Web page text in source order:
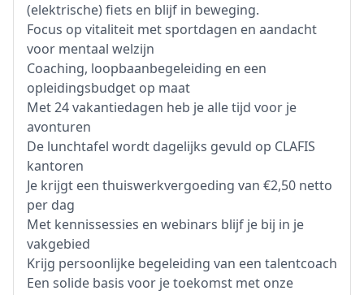
(elektrische) fiets en blijf in beweging.
Focus op vitaliteit met sportdagen en aandacht
voor mentaal welzijn
Coaching, loopbaanbegeleiding en een
opleidingsbudget op maat
Met 24 vakantiedagen heb je alle tijd voor je
avonturen
De lunchtafel wordt dagelijks gevuld op CLAFIS
kantoren
Je krijgt een thuiswerkvergoeding van €2,50 netto
per dag
Met kennissessies en webinars blijf je bij in je
vakgebied
Krijg persoonlijke begeleiding van een talentcoach
Een solide basis voor je toekomst met onze